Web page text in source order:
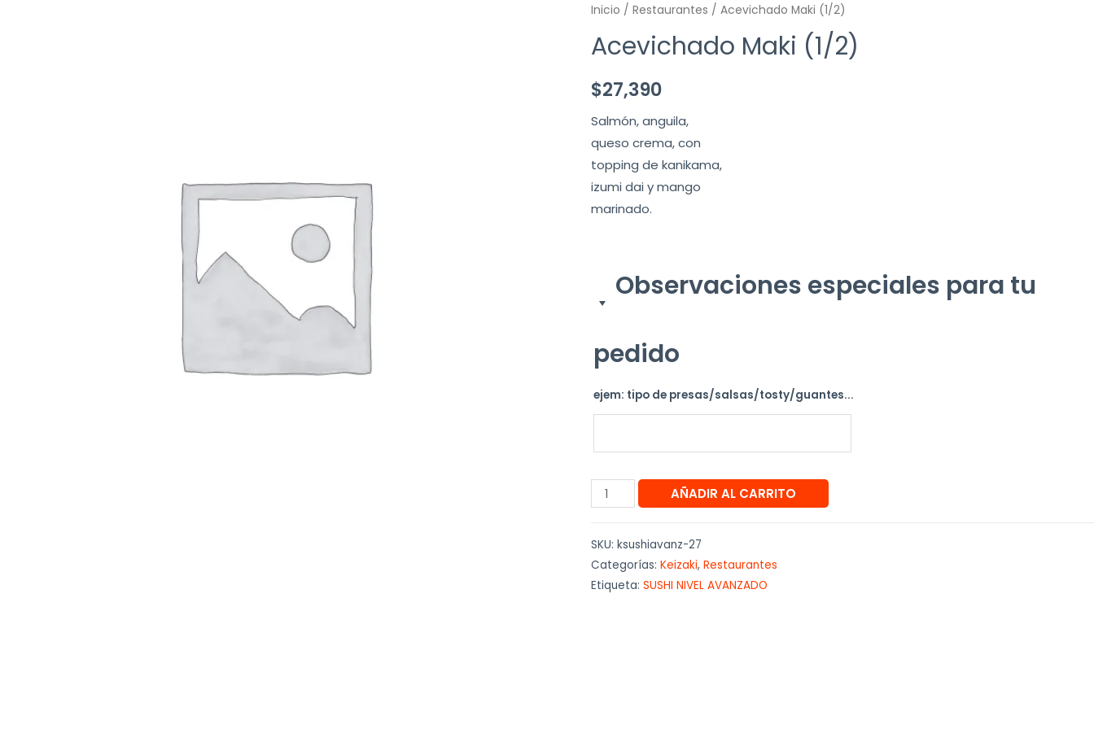
Inicio / Restaurantes / Acevichado Maki (1/2)
Acevichado Maki (1/2)
$27,390
Salmón, anguila,
queso crema, con
topping de kanikama,
izumi dai y mango
marinado.
Observaciones especiales para tu
pedido
ejem: tipo de presas/salsas/tosty/guantes...
AÑADIR AL CARRITO
SKU: ksushiavanz-27
Categorías: Keizaki, Restaurantes
Etiqueta: SUSHI NIVEL AVANZADO